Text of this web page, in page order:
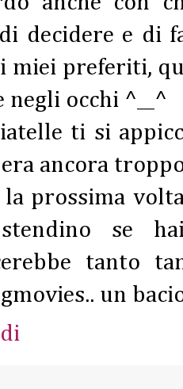
decidere e di
miei preferiti,
negli occhi ^__^
ti si
ancora
la prossima
se
tanto
un